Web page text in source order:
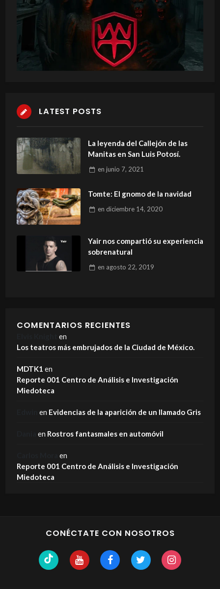
LATEST POSTS
La leyenda del Callejón de las
Manitas en San Luis Potosí.
en junio 7, 2021
Tomte: El gnomo de la navidad
en diciembre 14, 2020
Yair nos compartió su experiencia
sobrenatural
en agosto 22, 2019
COMENTARIOS RECIENTES
en
Los teatros más embrujados de la Ciudad de México.
MDTK1 en
Reporte 001 Centro de Análisis e Investigación
Miedoteca
en Evidencias de la aparición de un llamado Gris
en Rostros fantasmales en automóvil
en
Reporte 001 Centro de Análisis e Investigación
Miedoteca
CONÉCTATE CON NOSOTROS